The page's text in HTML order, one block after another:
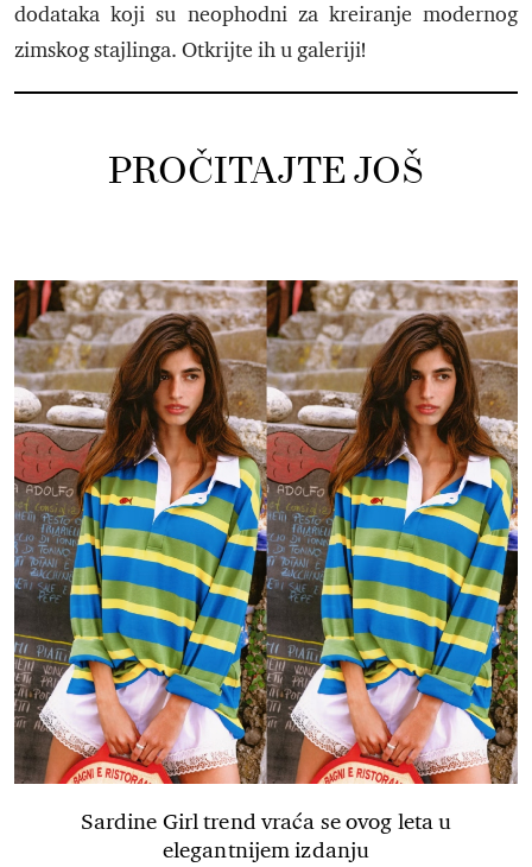
dodataka koji su neophodni za kreiranje modernog
zimskog stajlinga. Otkrijte ih u galeriji!
PROČITAJTE JOŠ
Sardine Girl trend vraća se ovog leta u
elegantnijem izdanju